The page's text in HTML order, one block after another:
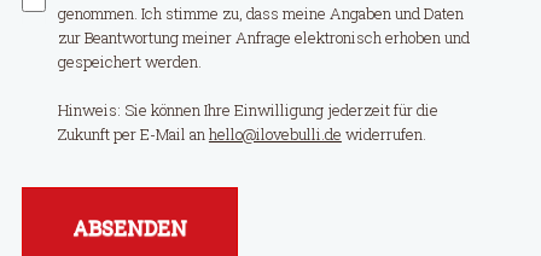
genommen. Ich stimme zu, dass meine Angaben und Daten
zur Beantwortung meiner Anfrage elektronisch erhoben und
gespeichert werden.
Hinweis: Sie können Ihre Einwilligung jederzeit für die
Zukunft per E-Mail anhello@ilovebulli.de widerrufen.
ABSENDEN